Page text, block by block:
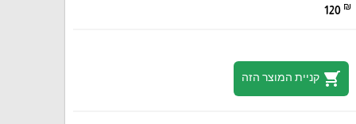
120 ₪
shopping_cart קניית המוצר הזה